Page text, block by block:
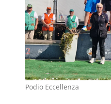
Podio Eccellenza